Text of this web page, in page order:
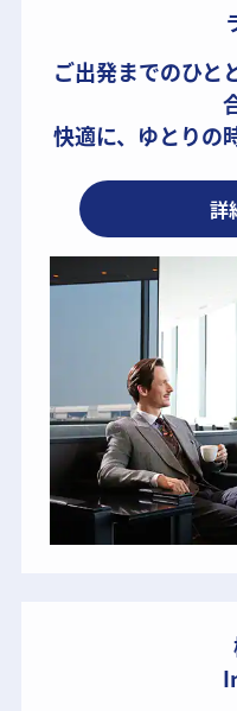
ご出発までのひと
快適に、ゆとりの
詳